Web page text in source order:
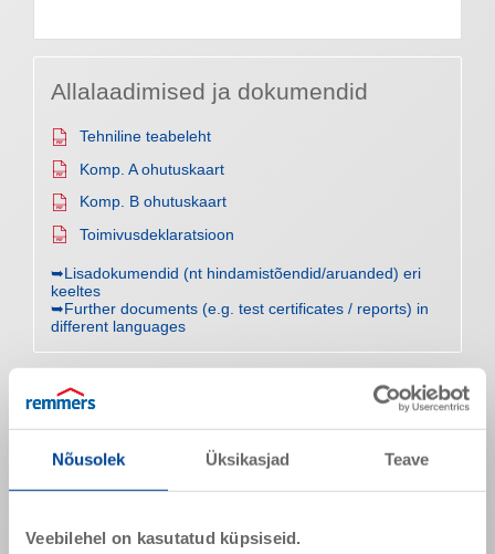
Nõusolek Üksikasjad Teave
Veebilehel on kasutatud küpsiseid.
Allalaadimised ja dokumendid
Tehniline teabeleht
Komp. A ohutuskaart
Komp. B ohutuskaart
Toimivusdeklaratsioon
➥Lisadokumendid (nt hindamistõendid/aruanded) eri
keeltes
➥Further documents (e.g. test certificates / reports) in
different languages
Toote omadused
Kuivaine sisaldus
Komponent A